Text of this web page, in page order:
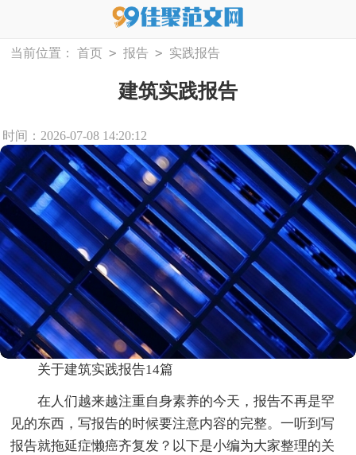
当前位置： 首页 > 报告 > 实践报告
建筑实践报告
时间：2026-07-08 14:20:12
关于建筑实践报告14篇
在人们越来越注重自身素养的今天，报告不再是罕
见的东西，写报告的时候要注意内容的完整。一听到写
报告就拖延症懒癌齐复发？以下是小编为大家整理的关